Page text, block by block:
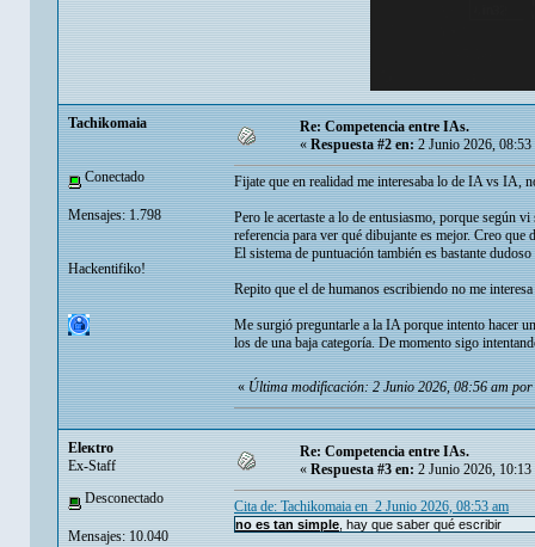
Tachikomaia
Conectado
Mensajes: 1.798
Hackentifiko!
Re: Competencia entre IAs.
«Respuesta #2 en:2 Junio 2026, 08:53
Fijate que en realidad me interesaba lo de IA vs IA,
Pero le acertaste a lo de entusiasmo, porque según
referencia para ver qué dibujante es mejor. Creo que
El sistema de puntuación también es bastante
Repito que el de humanos escribiendo no me
Me surgió preguntarle a la IA porque intento hacer
los de una baja categoría. De momento sigo
«Última modificación: 2 Junio 2026, 08:56 am por
Eleкtro
Ex-Staff
Desconectado
Mensajes: 10.040
Re: Competencia entre IAs.
« Respuesta #3 en: 2 Junio 2026, 10:13
Cita de: Tachikomaia en 2 Junio 2026, 08:53 am
no es tan simple , hay que saber qué escribir